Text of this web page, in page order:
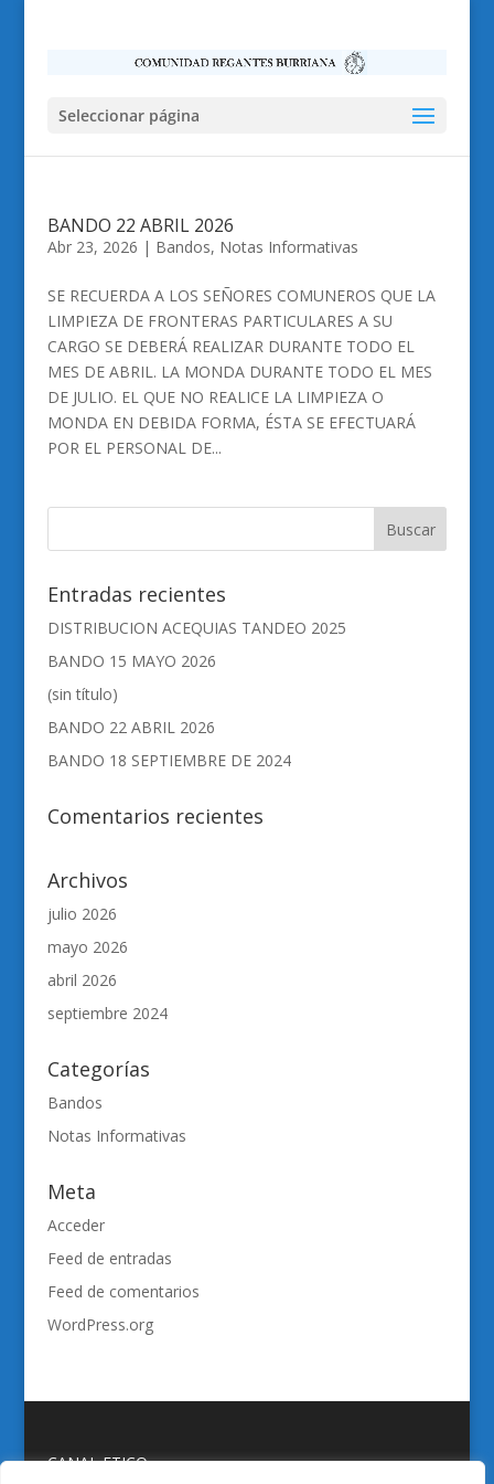
Seleccionar página
BANDO 22 ABRIL 2026
Abr 23, 2026 | Bandos, Notas Informativas
SE RECUERDA A LOS SEÑORES COMUNEROS QUE LA
LIMPIEZA DE FRONTERAS PARTICULARES A SU
CARGO SE DEBERÁ REALIZAR DURANTE TODO EL
MES DE ABRIL. LA MONDA DURANTE TODO EL MES
DE JULIO. EL QUE NO REALICE LA LIMPIEZA O
MONDA EN DEBIDA FORMA, ÉSTA SE EFECTUARÁ
POR EL PERSONAL DE...
Entradas recientes
DISTRIBUCION ACEQUIAS TANDEO 2025
BANDO 15 MAYO 2026
(sin título)
BANDO 22 ABRIL 2026
BANDO 18 SEPTIEMBRE DE 2024
Comentarios recientes
Archivos
julio 2026
mayo 2026
abril 2026
septiembre 2024
Categorías
Bandos
Notas Informativas
Meta
Acceder
Feed de entradas
Feed de comentarios
WordPress.org
CANAL ETICO